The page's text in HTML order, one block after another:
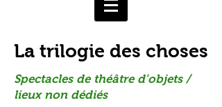
La trilogie des choses
Spectacles de théâtre d'objets /
lieux non dédiés